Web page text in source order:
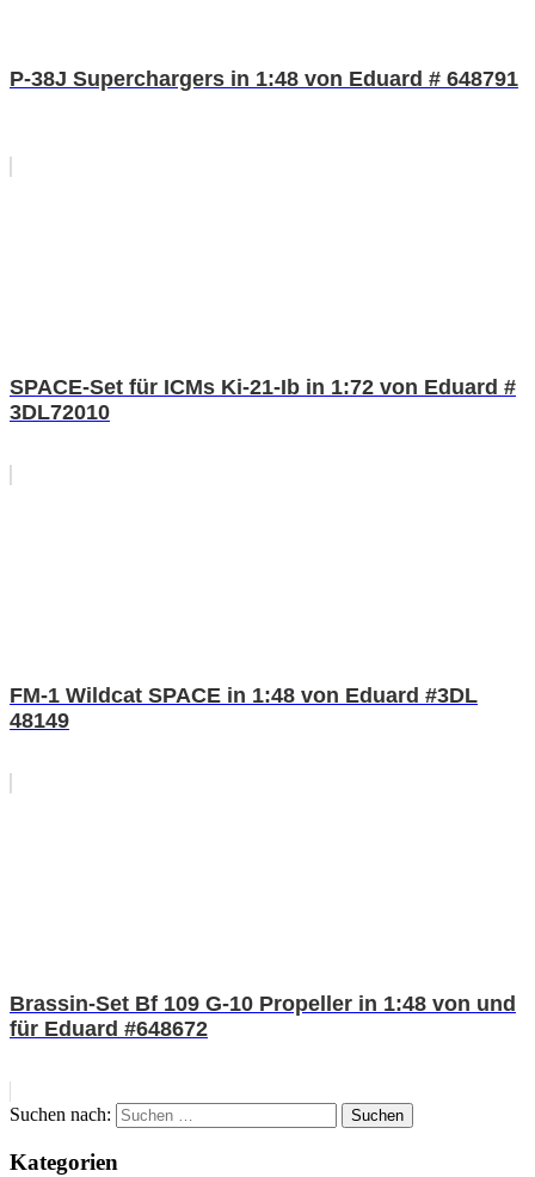
P-38J Superchargers in 1:48 von Eduard # 648791
SPACE-Set für ICMs Ki-21-Ib in 1:72 von Eduard #
3DL72010
FM-1 Wildcat SPACE in 1:48 von Eduard #3DL
48149
Brassin-Set Bf 109 G-10 Propeller in 1:48 von und
für Eduard #648672
Suchen nach: Suchen
Kategorien